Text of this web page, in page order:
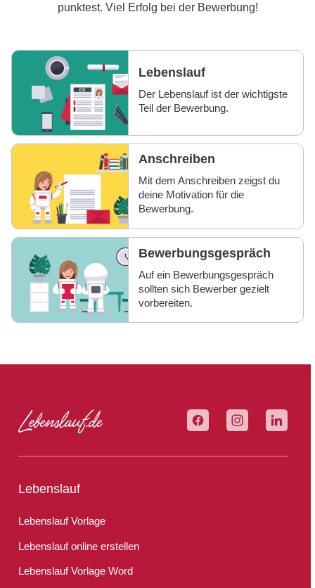
punktest. Viel Erfolg bei der Bewerbung!
Lebenslauf
Der Lebenslauf ist der wichtigste
Teil der Bewerbung.
Anschreiben
Mit dem Anschreiben zeigst du
deine Motivation für die
Bewerbung.
Bewerbungsgespräch
Auf ein Bewerbungsgespräch
sollten sich Bewerber gezielt
vorbereiten.
Lebenslauf
Lebenslauf Vorlage
Lebenslauf online erstellen
Lebenslauf Vorlage Word